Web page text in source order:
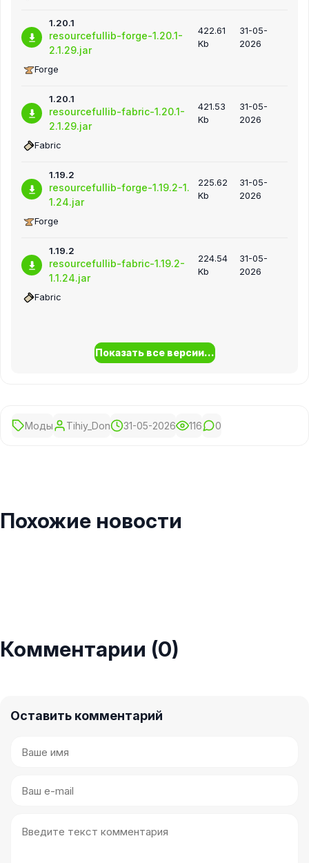
1.20.1
resourcefullib-forge-1.20.1-
2.1.29.jar
Forge
422.61
Kb
31-05-
2026
1.20.1
resourcefullib-fabric-1.20.1-
2.1.29.jar
Fabric
421.53
Kb
31-05-
2026
1.19.2
resourcefullib-forge-1.19.2-1.
1.24.jar
Forge
225.62
Kb
31-05-
2026
1.19.2
resourcefullib-fabric-1.19.2-
1.1.24.jar
Fabric
224.54
Kb
31-05-
2026
Показать все версии...
Моды Tihiy_Don 31-05-2026 116 0
Похожие новости
Комментарии (0)
Оставить комментарий